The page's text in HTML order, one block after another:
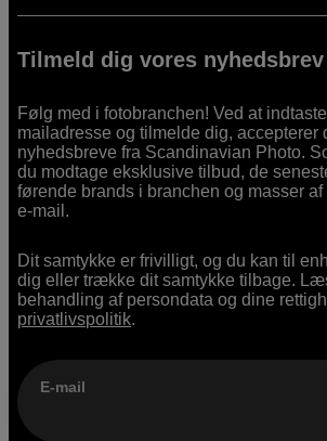
Tilmeld dig vores nyhedsbrev
Følg med i fotobranchen! Ved at
mailadresse og tilmelde dig, accepterer
nyhedsbreve fra Scandinavian Photo.
du modtage eksklusive tilbud, de
førende brands i branchen og masser
e-mail.
Dit samtykke er frivilligt, og du kan til
dig eller trække dit samtykke tilbage.
behandling af persondata og dine
privatlivspolitik.
E-mail